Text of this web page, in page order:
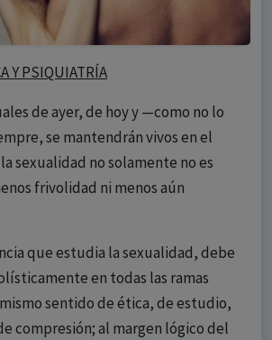
Y PSIQUIATRÍA
de ayer, de hoy y —como no lo
se mantendrán vivos en el
sexualidad no solamente no es
frivolidad ni menos aún
que estudia la sexualidad, debe
en todas las ramas
sentido de ética, de estudio,
compresión; al margen lógico del